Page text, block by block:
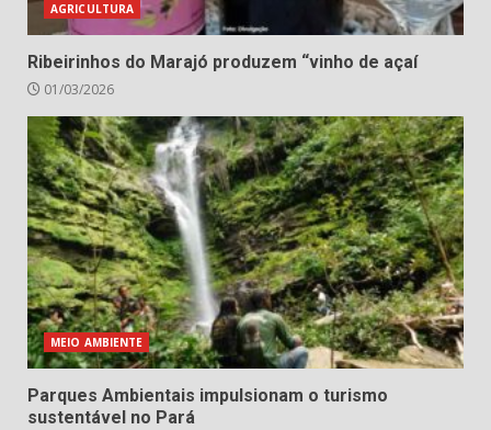
AGRICULTURA
Ribeirinhos do Marajó produzem “vinho de açaí
01/03/2026
MEIO AMBIENTE
Parques Ambientais impulsionam o turismo
sustentável no Pará